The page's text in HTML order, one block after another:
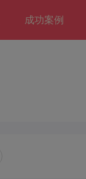
成功案例